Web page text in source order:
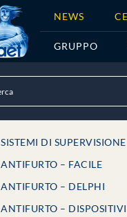
NEWS
GRUPPO
SISTEMI DI SUPERVISIONE
ANTIFURTO – FACILE
ANTIFURTO – DELPHI
ANTIFURTO –